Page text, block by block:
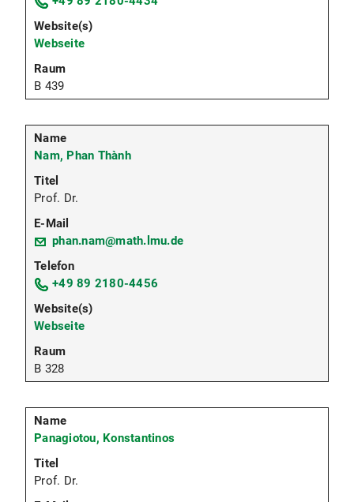
Webseite
B 439
Nam, Phan Thành
Prof. Dr.
phan.nam@math.lmu.de
+49 89 2180-4456
Webseite
B 328
Panagiotou, Konstantinos
Prof. Dr.